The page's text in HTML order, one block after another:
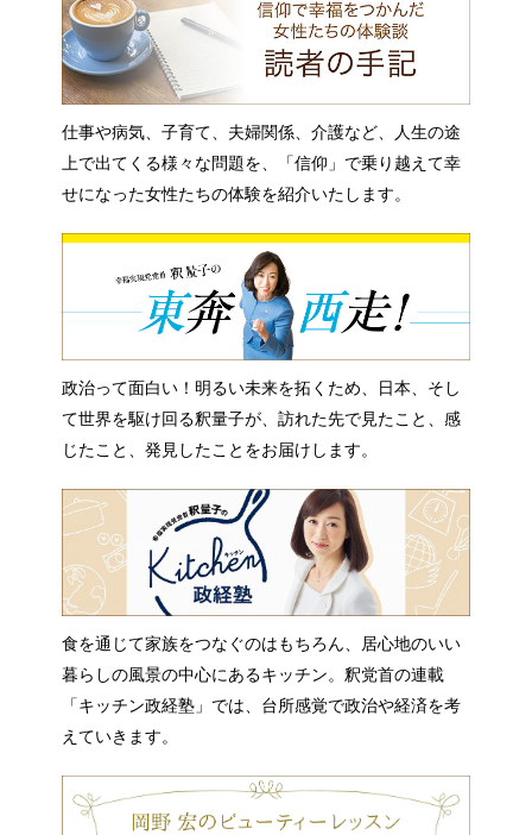
仕事や病気、子育て、夫婦関係、介護など、人生の途
上で出てくる様々な問題を、「信仰」で乗り越えて幸
せになった女性たちの体験を紹介いたします。
政治って面白い！明るい未来を拓くため、日本、そし
て世界を駆け回る釈量子が、訪れた先で見たこと、感
じたこと、発見したことをお届けします。
食を通じて家族をつなぐのはもちろん、居心地のいい
暮らしの風景の中心にあるキッチン。釈党首の連載
「キッチン政経塾」では、台所感覚で政治や経済を考
えていきます。